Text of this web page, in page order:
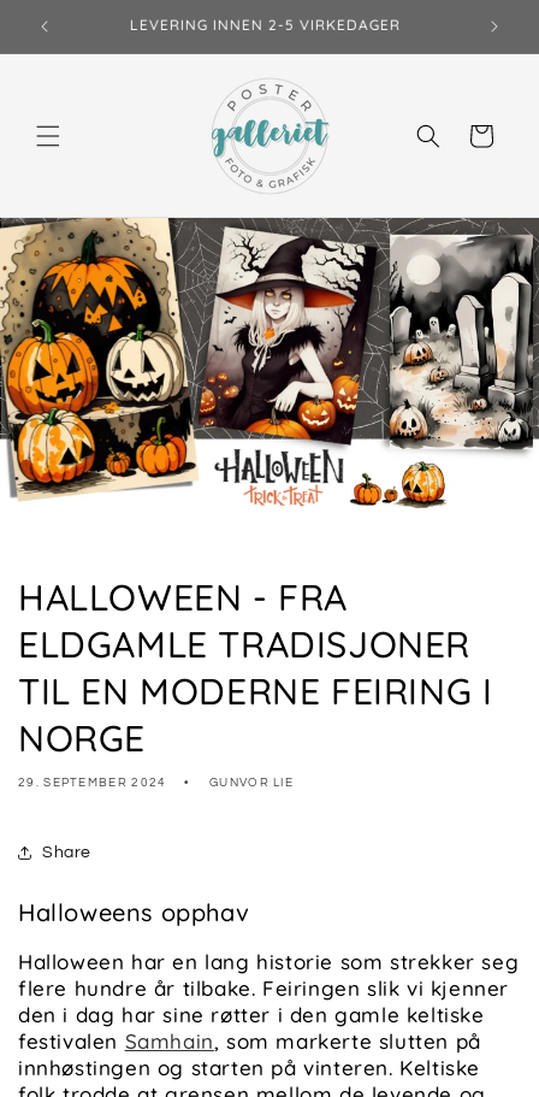
videre til
LEVERING INNEN 2-5 VIRKEDAGER
Handlekurv
HALLOWEEN - FRA
ELDGAMLE TRADISJONER
TIL EN MODERNE FEIRING I
NORGE
29. SEPTEMBER 2024 GUNVOR LIE
Share
Halloweens opphav
Halloween har en lang historie som strekker seg
flere hundre år tilbake. Feiringen slik vi kjenner
den i dag har sine røtter i den gamle keltiske
festivalen Samhain, som markerte slutten på
innhøstingen og starten på vinteren. Keltiske